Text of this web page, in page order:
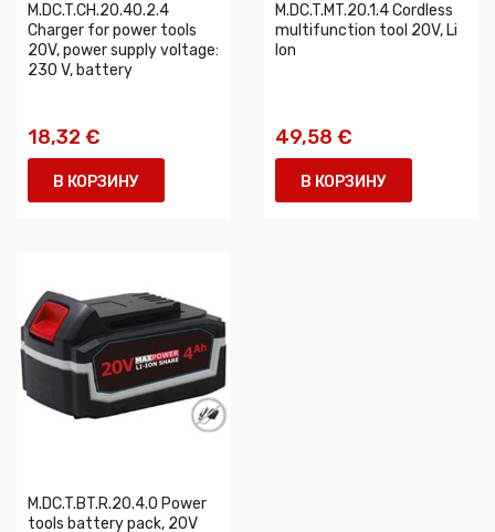
M.DC.T.CH.20.40.2.4
Charger for power tools
20V, power supply voltage:
230 V, battery
18,32 €
В КОРЗИНУ
M.DC.T.MT.20.1.4 Cordless
multifunction tool 20V, Li
Ion
49,58 €
В КОРЗИНУ
M.DC.T.BT.R.20.4.0 Power
tools battery pack, 20V